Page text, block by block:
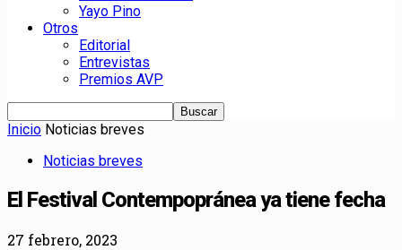
Yayo Pino
Otros
Editorial
Entrevistas
Premios AVP
Inicio Noticias breves
Noticias breves
El Festival Contempopránea ya tiene fecha
27 febrero, 2023